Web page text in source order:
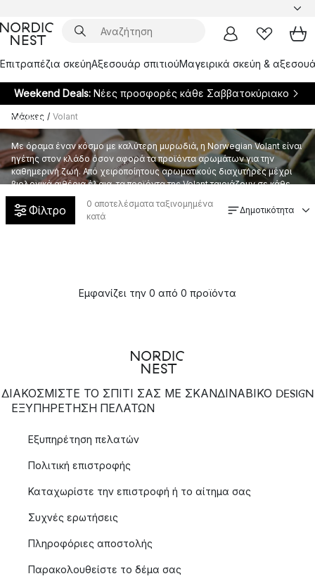
Επιτραπέζια σκεύηΑξεσουάρ σπιτιούΜαγειρικά σκεύη &
Weekend Deals: Νέες προσφορές κάθε Σαββατοκύριακο
Μάρκες / Volant
Volant
Με όραμα έναν κόσμο με καλύτερη μυρωδιά, η Norwegian Volant είναι
ηγέτης στον κλάδο όσον αφορά τα προϊόντα αρωμάτων για την
καθημερινή ζωή. Από χειροποίητους αρωματικούς διαχυτήρες μέχρι
βιολογικά αιθέρια έλαια, τα προϊόντα της Volant ταιριάζουν σε κάθε
σπίτι.
Φίλτρο 0 αποτελέσματα ταξινομημένα
κατά
Δημοτικότητα
Εμφανίζει την 0 από 0 προϊόντα
ΔΙΑΚΟΣΜΙΣΤΕ ΤΟ ΣΠΙΤΙ ΣΑΣ ΜΕ ΣΚΑΝΔΙΝΑΒΙΚΟ DESIGN
ΕΞΥΠΗΡΈΤΗΣΗ ΠΕΛΑΤΏΝ
Εξυπηρέτηση πελατών
Πολιτική επιστροφής
Καταχωρίστε την επιστροφή ή το αίτημα σας
Συχνές ερωτήσεις
Πληροφόριες αποστολής
Παρακολουθείστε το δέμα σας